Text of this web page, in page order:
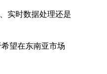
实时数据处理还是
望在东南亚市场